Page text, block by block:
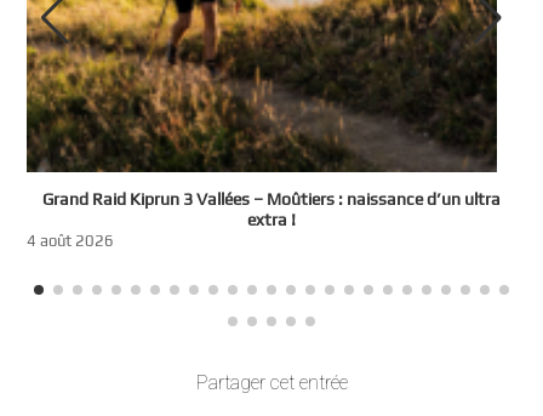
Grand Raid Kiprun 3 Vallées – Moûtiers : naissance d’un ultra
extra !
4 août 2026
Partager cet entrée